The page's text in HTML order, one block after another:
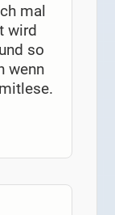
mal
wird
so
wenn